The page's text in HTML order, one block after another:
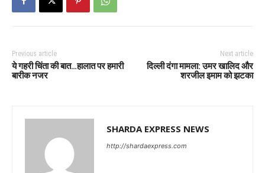
Previous article
ये गहरी चिंता की बात…हालात पर हमारी
बारीक नजर
Next article
दिल्ली दंगा मामला: उमर खालिद और
शरजील इमाम को झटका
SHARDA EXPRESS NEWS
http://shardaexpress.com